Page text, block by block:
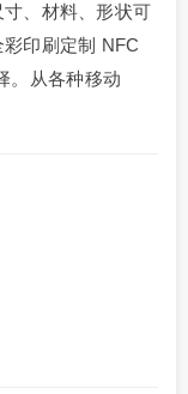
、材料、形状可
印刷定制 NFC
。从各种移动